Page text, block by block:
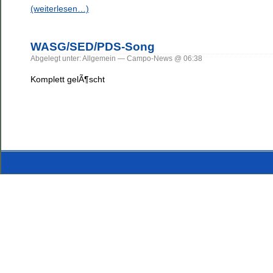
(weiterlesen…)
WASG/SED/PDS-Song
Abgelegt unter: Allgemein — Campo-News @ 06:38
Komplett gelÃ¶scht